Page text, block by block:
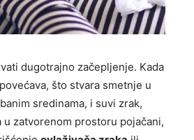
dugotrajno začepljenje. Kada
što stvara smetnje u
sredinama, i suvi zrak,
zatvorenom prostoru pojačani,